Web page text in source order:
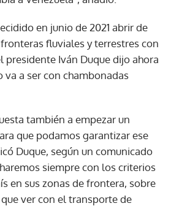
en junio de 2021 abrir de
fluviales y terrestres con
presidente Iván Duque dijo ahora
va a ser con chambonadas
también a empezar un
que podamos garantizar ese
Duque, según un comunicado
siempre con los criterios
en sus zonas de frontera, sobre
ver con el transporte de